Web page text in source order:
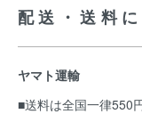
配送・送料
ヤマト運輸
■送料は全国一律550